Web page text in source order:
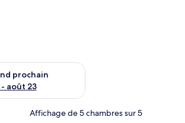
prochain
- août 23
pour le week-end prochain août 21 -
Affichage de 5 chambres sur 5